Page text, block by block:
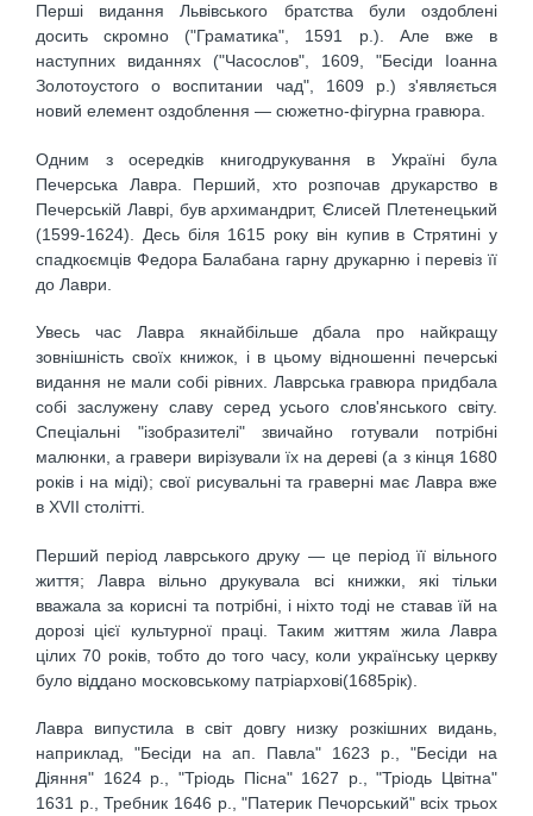
Перші видання Львівського братства були оздоблені
досить скромно ("Граматика", 1591 р.). Але вже в
наступних виданнях ("Часослов", 1609, "Бесіди Іоанна
Золотоустого о воспитании чад", 1609 р.) з'являється
новий елемент оздоблення — сюжетно-фігурна гравюра.
Одним з осередків книгодрукування в Україні була
Печерська Лавра. Перший, хто розпочав друкарство в
Печерській Лаврі, був архимандрит, Єлисей Плетенецький
(1599-1624). Десь біля 1615 року він купив в Стрятині у
спадкоємців Федора Балабана гарну друкарню і перевіз її
до Лаври.
Увесь час Лавра якнайбільше дбала про найкращу
зовнішність своїх книжок, і в цьому відношенні печерські
видання не мали собі рівних. Лаврська гравюра придбала
собі заслужену славу серед усього слов'янського світу.
Спеціальні "ізобразителі" звичайно готували потрібні
малюнки, а гравери вирізували їх на дереві (а з кінця 1680
років і на міді); свої рисувальні та граверні має Лавра вже
в XVII столітті.
Перший період лаврського друку — це період її вільного
життя; Лавра вільно друкувала всі книжки, які тільки
вважала за корисні та потрібні, і ніхто тоді не ставав їй на
дорозі цієї культурної праці. Таким життям жила Лавра
цілих 70 років, тобто до того часу, коли українську церкву
було віддано московському патріархові(1685рік).
Лавра випустила в світ довгу низку розкішних видань,
наприклад, "Бесіди на ап. Павла" 1623 р., "Бесіди на
Діяння" 1624 р., "Тріодь Пісна" 1627 р., "Тріодь Цвітна"
1631 р., Требник 1646 р., "Патерик Печорський" всіх трьох